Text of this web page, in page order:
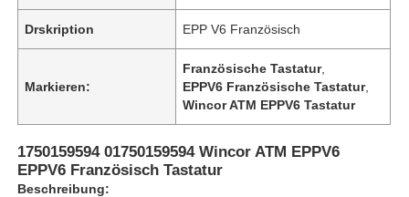
Drskription EPP V6 Französisch
Markieren:
Französische Tastatur,
EPPV6 Französische Tastatur,
Wincor ATM EPPV6 Tastatur
1750159594 01750159594 Wincor ATM EPPV6
EPPV6 Französisch Tastatur
Beschreibung: